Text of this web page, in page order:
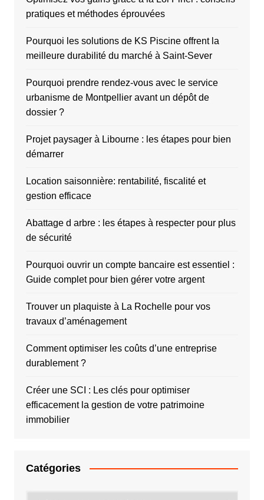
pratiques et méthodes éprouvées
Pourquoi les solutions de KS Piscine offrent la
meilleure durabilité du marché à Saint-Sever
Pourquoi prendre rendez-vous avec le service
urbanisme de Montpellier avant un dépôt de
dossier ?
Projet paysager à Libourne : les étapes pour bien
démarrer
Location saisonnière: rentabilité, fiscalité et
gestion efficace
Abattage d arbre : les étapes à respecter pour plus
de sécurité
Pourquoi ouvrir un compte bancaire est essentiel :
Guide complet pour bien gérer votre argent
Trouver un plaquiste à La Rochelle pour vos
travaux d’aménagement
Comment optimiser les coûts d’une entreprise
durablement ?
Créer une SCI : Les clés pour optimiser
efficacement la gestion de votre patrimoine
immobilier
Catégories